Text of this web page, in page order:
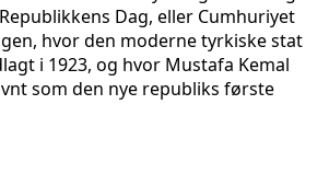
Dag, eller Cumhuriyet
hvor den moderne tyrkiske stat
i 1923, og hvor Mustafa Kemal
som den nye republiks første